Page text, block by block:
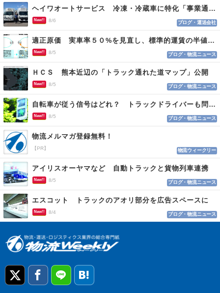
ヘイワオートサービス 冷凍・冷蔵車に特化「事業通じ貢献目指す」
New!! 8/6 ブログ・運送会社
適正原価 実車率５０%を見直し、標準的運賃の半値の恐れも
New!! 8/5 ブログ・物流ニュース
ＨＣＳ 熊本近辺の「トラック通れた道マップ」公開
New!! 8/5 ブログ・物流ニュース
自転車が従う信号はどれ？ トラックドライバーも問われる認識
New!! 8/5 ブログ・物流ニュース
物流メルマガ登録無料！
【PR】 物流ウィークリー
アイリスオーヤマなど 自動トラックと貨物列車連携
New!! 8/5 ブログ・物流ニュース
エスコット トラックのアオリ部分を広告スペースに
New!! 8/4 ブログ・物流ニュース